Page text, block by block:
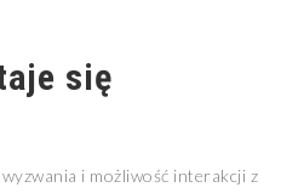
się
i możliwość interakcji z